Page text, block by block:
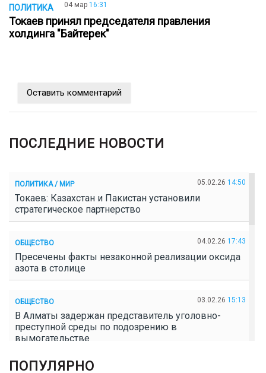
ПОЛИТИКА 04 мар 16:31
Токаев принял председателя правления
холдинга "Байтерек"
Оставить комментарий
ПОСЛЕДНИЕ НОВОСТИ
ПОЛИТИКА / МИР 05.02.26 14:50
Токаев: Казахстан и Пакистан установили
стратегическое партнерство
ОБЩЕСТВО 04.02.26 17:43
Пресечены факты незаконной реализации оксида
азота в столице
ОБЩЕСТВО 03.02.26 15:13
В Алматы задержан представитель уголовно-
преступной среды по подозрению в
вымогательстве
ПОПУЛЯРНО